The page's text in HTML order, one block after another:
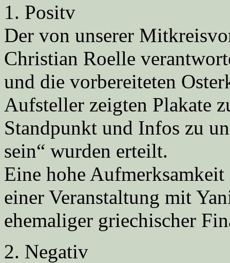
1. Positv
Der von unserer
Christian Roelle
und die vorbereiteten
Aufsteller zeigten Plakate
Standpunkt und Infos zu
sein“ wurden erteilt.
Eine hohe
einer Veranstaltung mit
ehemaliger griechischer
2. Negativ